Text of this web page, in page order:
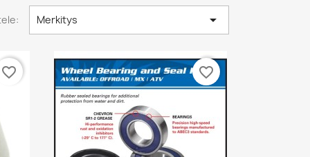
Merkitys 
favorite_border favorite_border